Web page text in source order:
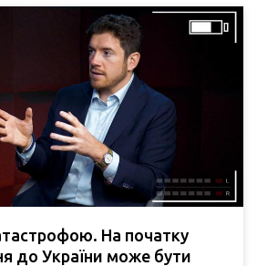
На початку
до України може бути